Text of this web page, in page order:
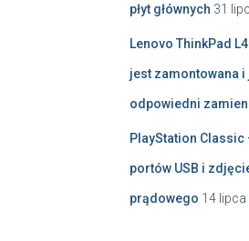
płyt głównych 31
Lenovo ThinkPad
jest zamontowana i
odpowiedni
PlayStation
portów USB i
prądowego 14 lipca